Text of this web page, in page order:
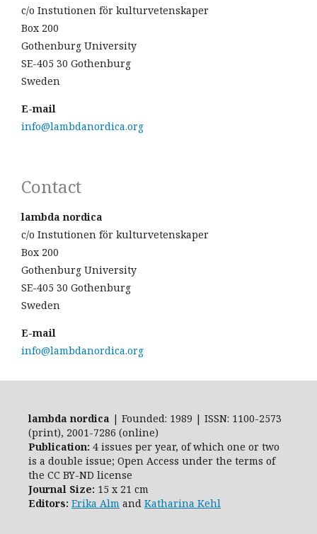
c/o Instutionen för kulturvetenskaper
Box 200
Gothenburg University
SE-405 30 Gothenburg
Sweden
E-mail
info@lambdanordica.org
Contact
lambda nordica
c/o Instutionen för kulturvetenskaper
Box 200
Gothenburg University
SE-405 30 Gothenburg
Sweden
E-mail
info@lambdanordica.org
lambda nordica | Founded: 1989 | ISSN: 1100-2573
(print), 2001-7286 (online)
Publication: 4 issues per year, of which one or two
is a double issue; Open Access under the terms of
the CC BY-ND license
Journal Size: 15 x 21 cm
Editors: Erika Alm and Katharina Kehl